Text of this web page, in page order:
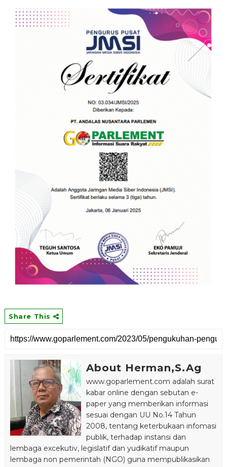
Share This
About Herman,S.Ag
www.goparlement.com adalah surat
kabar online dengan sebutan e-
paper yang memberikan informasi
sesuai dengan UU No.14 Tahun
2008, tentang keterbukaan infomasi
publik, terhadap instansi dan
lembaga excekutiv, legislatif dan yudikatif maupun
lembaga non pemerintah (NGO) guna mempublikasikan